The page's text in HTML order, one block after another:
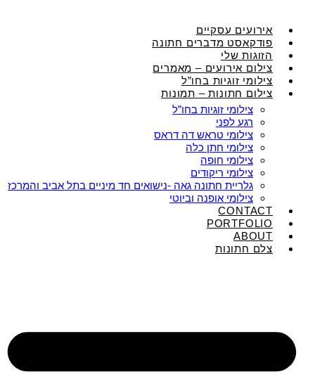
אירועים עסקיים
פודקאסט מדברים חתונה
הזוגות שלי
צילום אירועים – מאמרים
צילומי זוגיות בחו”ל
צילום חתונות – תמונות
צילומי זוגיות בחו”ל
רגע לפני
צילומי טראש דה דראס
צילומי חתן כלה
צילומי חופה
צילומי ריקודים
גלריית חתונה גאה -נישואים חד מיניים בתל אביב והמרכז
צילומי אופנה וביוטי
CONTACT
PORTFOLIO
ABOUT
צלם חתונות